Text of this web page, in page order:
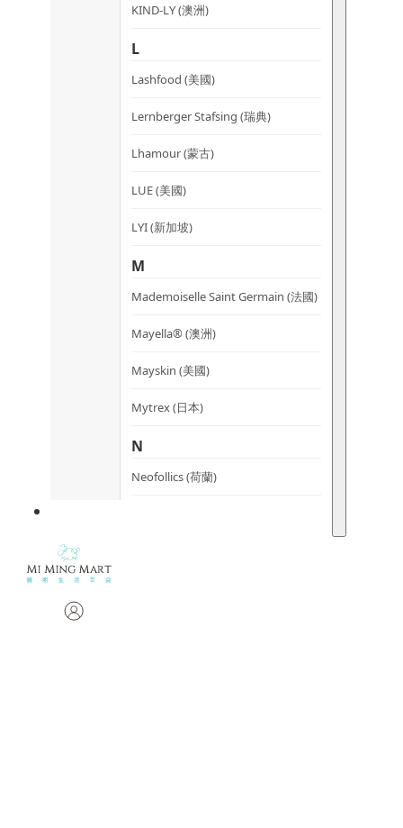
KIND-LY (澳洲)
L
Lashfood (美國)
Lernberger Stafsing (瑞典)
Lhamour (蒙古)
LUE (美國)
LYI (新加坡)
M
Mademoiselle Saint Germain (法國)
Mayella® (澳洲)
Mayskin (美國)
Mytrex (日本)
N
Neofollics (荷蘭)